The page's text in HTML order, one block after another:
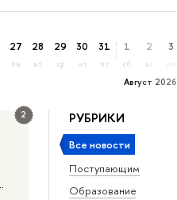
27
пн
28
вт
29
ср
30
чт
31
пт
Август 2026
1
сб
2
вс
3
РУБРИКИ
Все новости
Поступающим
Образование
2